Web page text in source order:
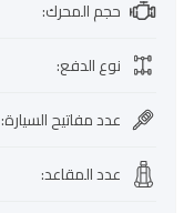
حجم المحرك:
نوع الدفع:
عدد مفاتيح السيارة:
عدد المقاعد: